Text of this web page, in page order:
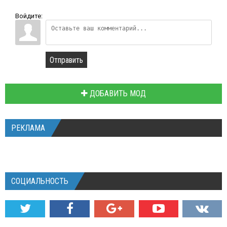
Войдите:
Отправить
ДОБАВИТЬ МОД
РЕКЛАМА
СОЦИАЛЬНОСТЬ